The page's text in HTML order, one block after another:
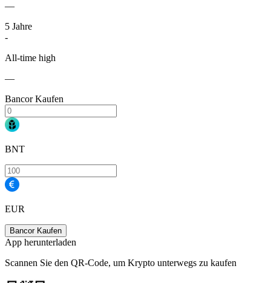
—
5 Jahre
-
All-time high
—
Bancor Kaufen
BNT
EUR
Bancor Kaufen
App herunterladen
Scannen Sie den QR-Code, um Krypto unterwegs zu kaufen